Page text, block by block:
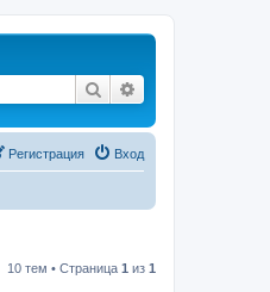
Поиск
Вход
Регистрация
10 тем • Страница 1 из 1